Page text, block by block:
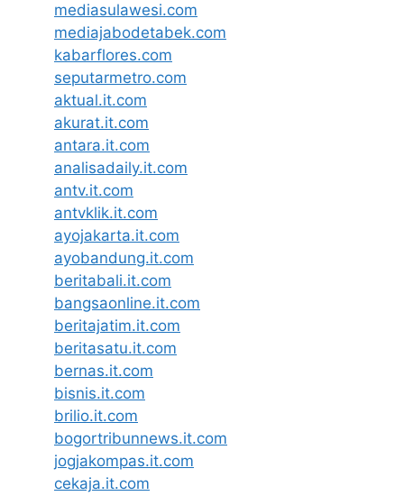
mediasulawesi.com
mediajabodetabek.com
kabarflores.com
seputarmetro.com
aktual.it.com
akurat.it.com
antara.it.com
analisadaily.it.com
antv.it.com
antvklik.it.com
ayojakarta.it.com
ayobandung.it.com
beritabali.it.com
bangsaonline.it.com
beritajatim.it.com
beritasatu.it.com
bernas.it.com
bisnis.it.com
brilio.it.com
bogortribunnews.it.com
jogjakompas.it.com
cekaja.it.com